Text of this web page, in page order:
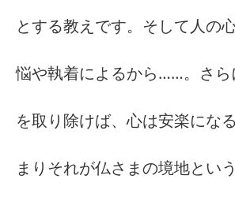
とする教えです。そして人の
悩や執着によるから……。さら
を取り除けば、心は安楽にな
まりそれが仏さまの境地とい